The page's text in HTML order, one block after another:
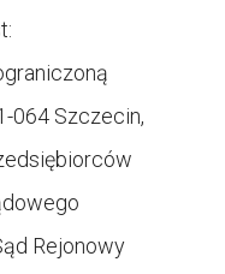
064 Szczecin,
Rejonowy